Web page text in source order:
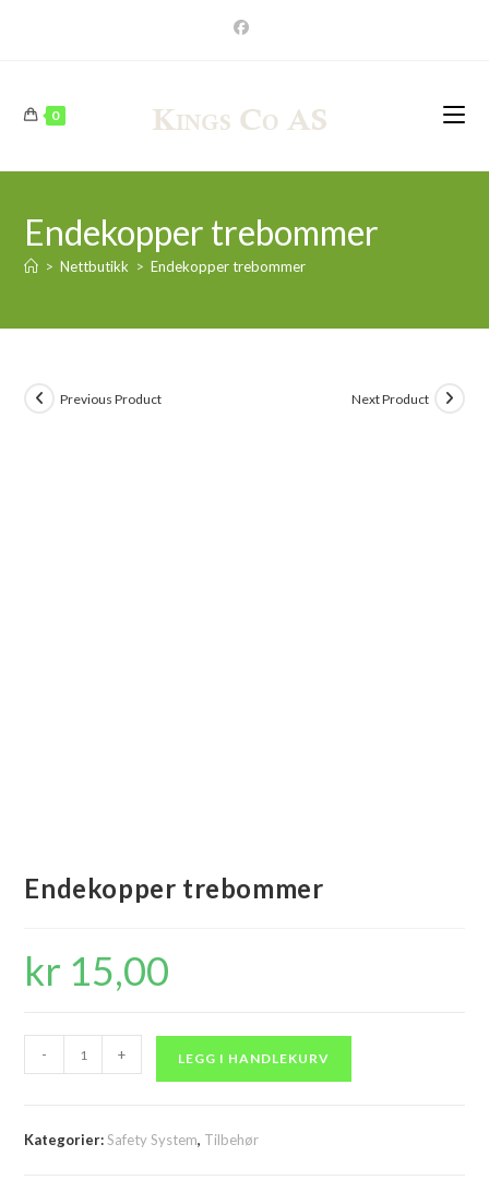
0
Endekopper trebommer
> Nettbutikk > Endekopper trebommer
Previous Product Next Product
Endekopper trebommer
kr 15,00
Endekopper
trebommer
- + LEGG I HANDLEKURV
Kategorier:Safety System, Tilbehør